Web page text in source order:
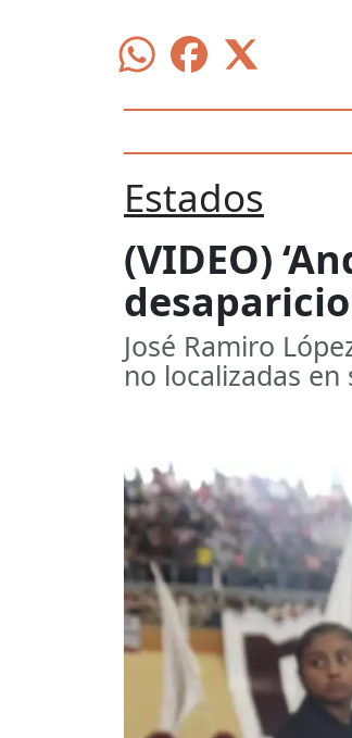
Estados
(VIDEO)
José Ramiro
no localizadas